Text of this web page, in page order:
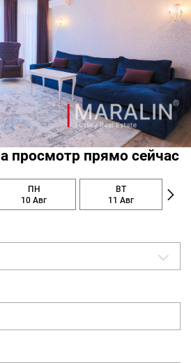
просмотр прямо сейчас
ПН
10 Авг
ВТ
11 Авг